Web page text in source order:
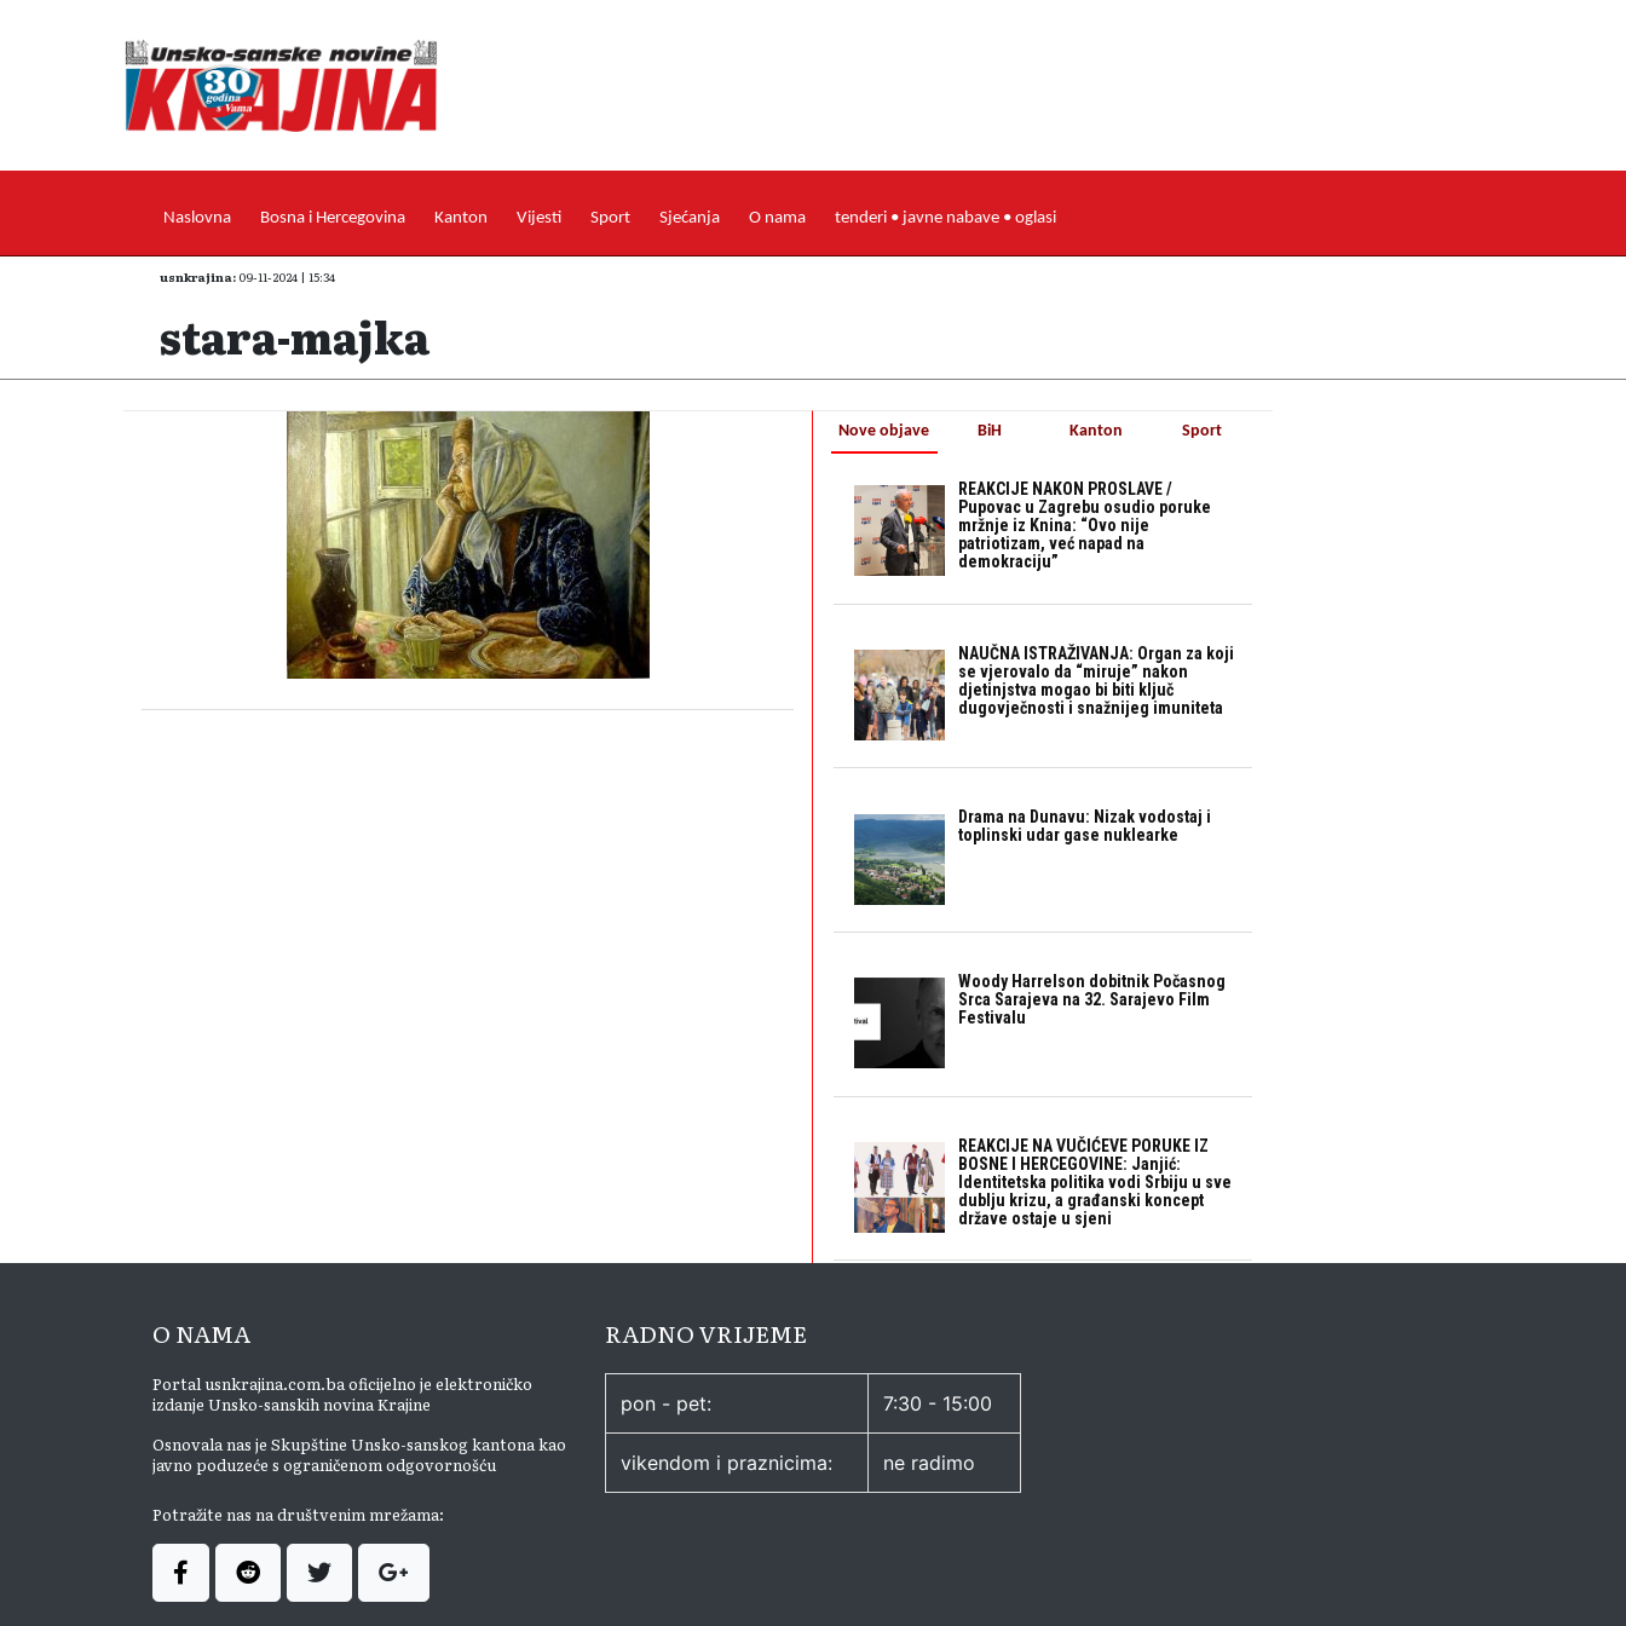
Naslovna Bosna i Hercegovina Kanton Vijesti Sport Sjećanja O nama tenderi • javne nabave • oglasi
usnkrajina: 09-11-2024 | 15:34
stara-majka
Nove objave
REAKCIJE NAKON PROSLAVE /
Pupovac u Zagrebu osudio poruke
mržnje iz Knina: “Ovo nije
patriotizam, već napad na
demokraciju”
NAUČNA ISTRAŽIVANJA: Organ za koji
se vjerovalo da “miruje” nakon
djetinjstva mogao bi biti ključ
dugovječnosti i snažnijeg imuniteta
Drama na Dunavu: Nizak vodostaj i
toplinski udar gase nuklearke
Woody Harrelson dobitnik Počasnog
Srca Sarajeva na 32. Sarajevo Film
Festivalu
REAKCIJE NA VUČIĆEVE PORUKE IZ
BOSNE I HERCEGOVINE: Janjić:
Identitetska politika vodi Srbiju u sve
dublju krizu, a građanski koncept
države ostaje u sjeni
BiH Kanton Sport
O NAMA
Portal usnkrajina.com.ba oficijelno je elektroničko
izdanje Unsko-sanskih novina Krajine
Osnovala nas je Skupštine Unsko-sanskog kantona kao
javno poduzeće s ograničenom odgovornošću
Potražite nas na društvenim mrežama:
RADNO VRIJEME
pon - pet: 7:30 - 15:00
vikendom i praznicima: ne radimo